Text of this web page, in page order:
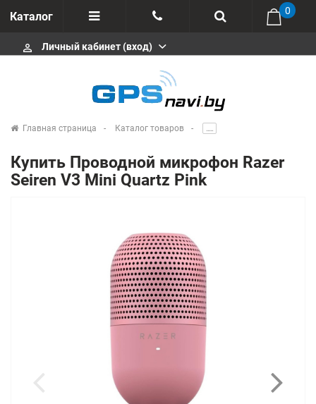
Каталог
Отзывы
+375 291646666
msa333
info@gpsnavi.by
0
perm_identity Личный кабинет (вход)
Главная страница Каталог товаров .....
Купить Проводной микрофон Razer
Seiren V3 Mini Quartz Pink